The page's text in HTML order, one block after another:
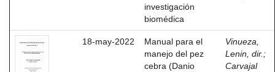
investigación
biomédica
18-may-2022
Manual para el
manejo del pez
cebra (Danio
Vinueza,
Lenin, dir. ;
Carvajal